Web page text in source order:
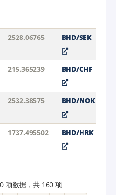
2528.06765 BHD/SEK
215.365239 BHD/CHF
2532.38575 BHD/NOK
1737.495502 BHD/HRK
项数据，共 160 项